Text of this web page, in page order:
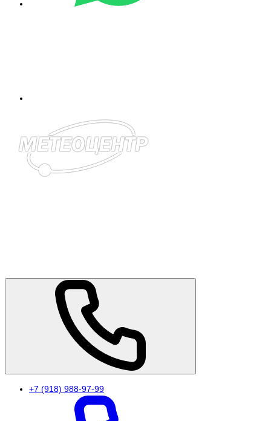
+7 (918) 988-97-99